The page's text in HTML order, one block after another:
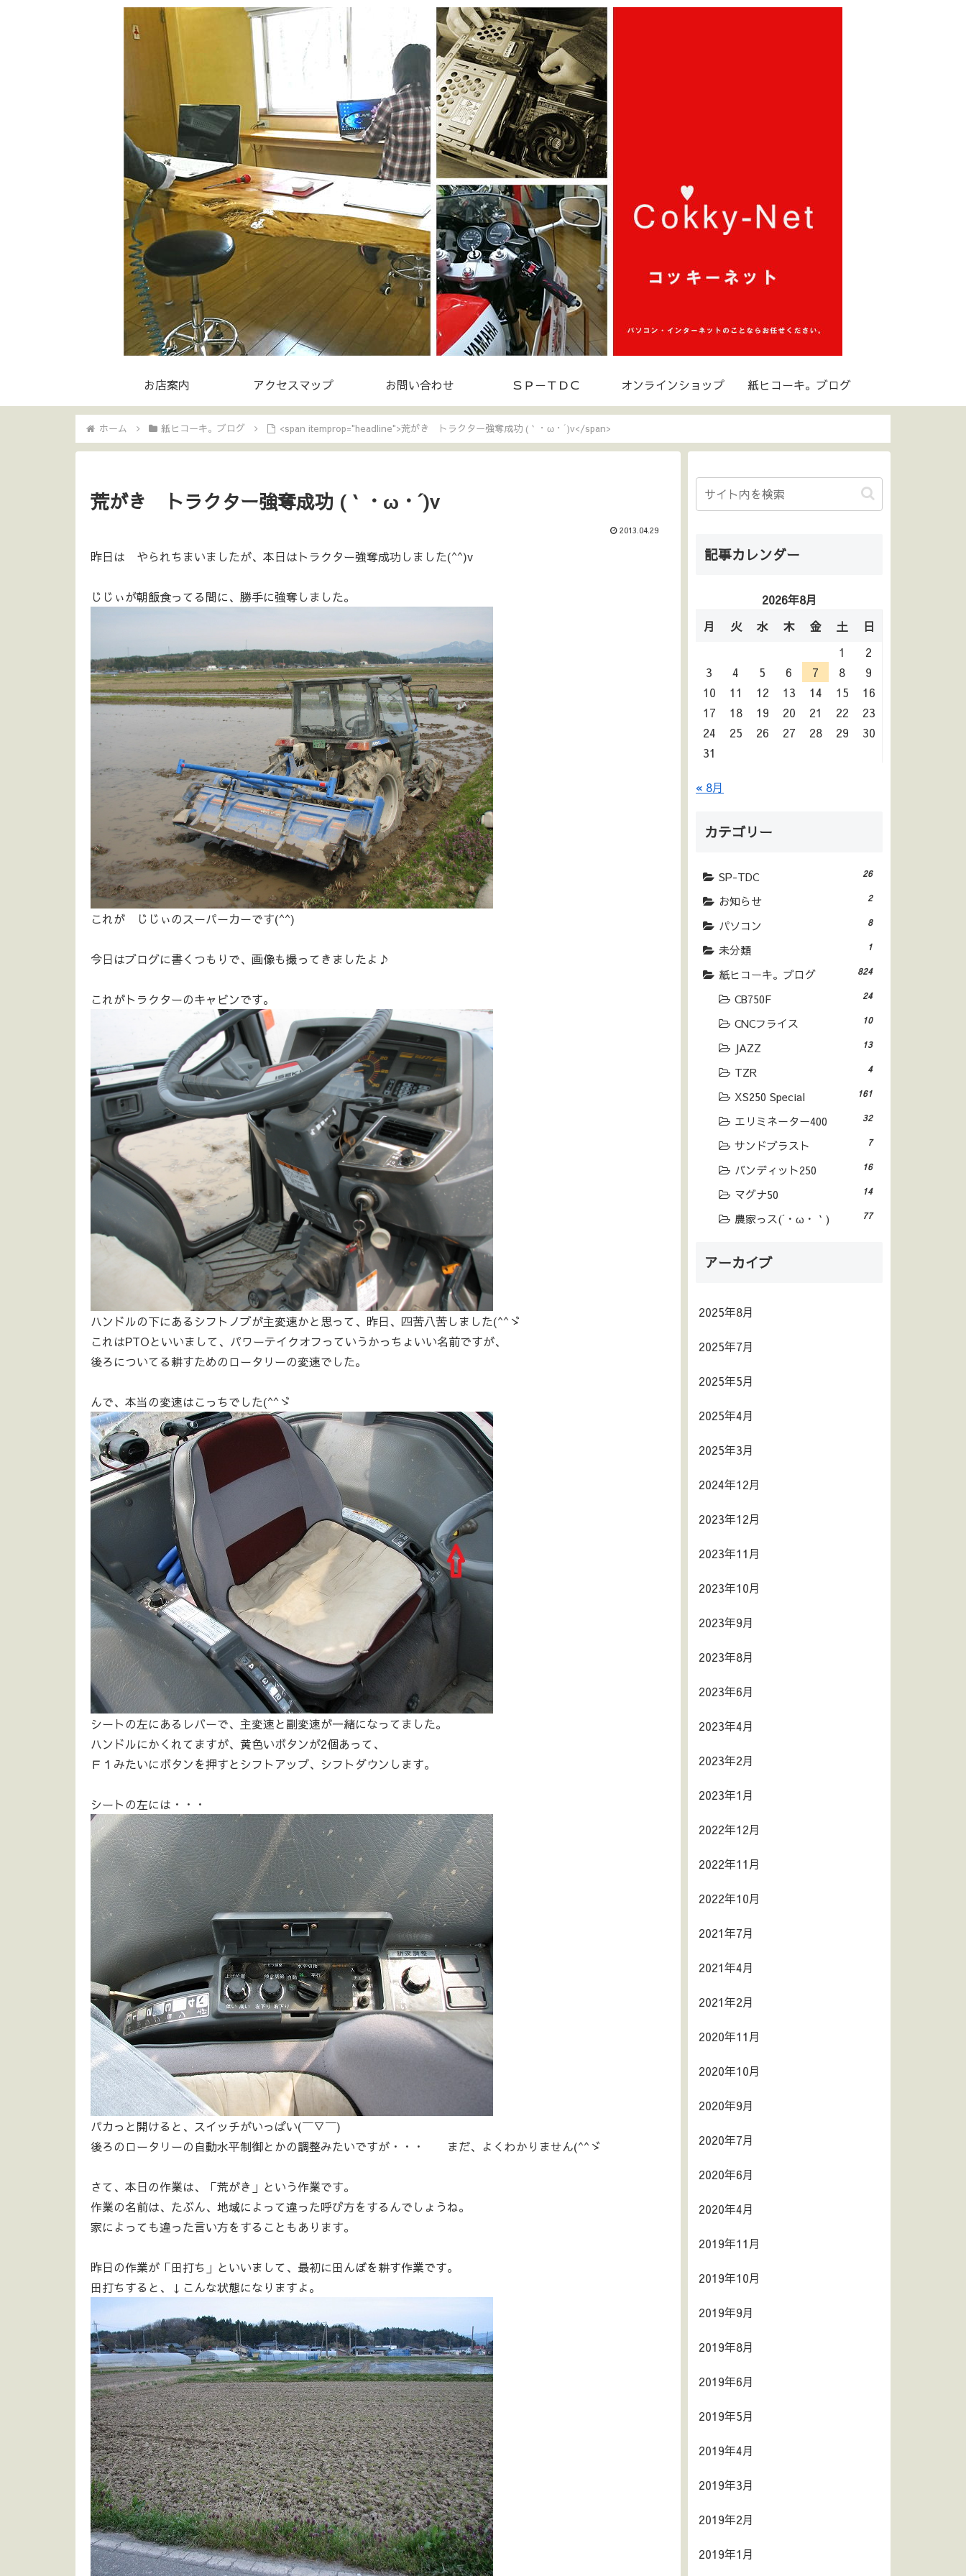
お店案内 アクセスマップ お問い合わせ ＳＰ－ＴＤＣ オンラインショップ 紙ヒコーキ。ブログ
ホーム 紙ヒコーキ。ブログ <span itemprop="headline">荒がき トラクター強奪成功 (｀・ω・´)v</span>
荒がき トラクター強奪成功 (｀・ω・´)v
2013.04.29
昨日は やられちまいましたが、本日はトラクター強奪成功しました(^^)v
じじぃが朝飯食ってる間に、勝手に強奪しました。
これが じじぃのスーパーカーです(^^)
今日はブログに書くつもりで、画像も撮ってきましたよ♪
これがトラクターのキャビンです。
ハンドルの下にあるシフトノブが主変速かと思って、昨日、四苦八苦しました(^^ゞ
これはPTOといいまして、パワーテイクオフっていうかっちょいい名前ですが、
後ろについてる耕すためのロータリーの変速でした。
んで、本当の変速はこっちでした(^^ゞ
シートの左にあるレバーで、主変速と副変速が一緒になってました。
ハンドルにかくれてますが、黄色いボタンが2個あって、
Ｆ１みたいにボタンを押すとシフトアップ、シフトダウンします。
シートの左には・・・
パカっと開けると、スイッチがいっぱい(￣▽￣)
後ろのロータリーの自動水平制御とかの調整みたいですが・・・ まだ、よくわかりません(^^ゞ
さて、本日の作業は、「荒がき」という作業です。
作業の名前は、たぶん、地域によって違った呼び方をするんでしょうね。
家によっても違った言い方をすることもあります。
昨日の作業が「田打ち」といいまして、最初に田んぼを耕す作業です。
田打ちすると、↓こんな状態になりますよ。
記事カレンダー
2026年8月
月
火 水 木 金 土
日
1
2
3
4 5 6 7 8
9
10
11 12 13 14 15
16
17
18 19 20 21 22
23
24
25 26 27 28 29
30
31
« 8月
カテゴリー
SP-TDC 26
お知らせ 2
パソコン 8
未分類 1
紙ヒコーキ。ブログ 824
CB750F 24
CNCフライス 10
JAZZ 13
TZR 4
XS250 Special 161
エリミネーター400 32
サンドブラスト 7
バンディット250 16
マグナ50 14
農家っス(´・ω・｀) 77
アーカイブ
2025年8月
2025年7月
2025年5月
2025年4月
2025年3月
2024年12月
2023年12月
2023年11月
2023年10月
2023年9月
2023年8月
2023年6月
2023年4月
2023年2月
2023年1月
2022年12月
2022年11月
2022年10月
2021年7月
2021年4月
2021年2月
2020年11月
2020年10月
2020年9月
2020年7月
2020年6月
2020年4月
2019年11月
2019年10月
2019年9月
2019年8月
2019年6月
2019年5月
2019年4月
2019年3月
2019年2月
2019年1月